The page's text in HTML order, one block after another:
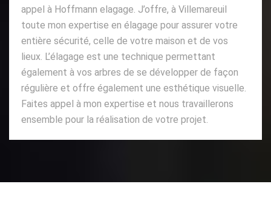
appel à Hoffmann elagage. J’offre, à Villemareuil
toute mon expertise en élagage pour assurer votre
entière sécurité, celle de votre maison et de vos
lieux. L’élagage est une technique permettant
également à vos arbres de se développer de façon
régulière et offre également une esthétique visuelle.
Faites appel à mon expertise et nous travaillerons
ensemble pour la réalisation de votre projet.